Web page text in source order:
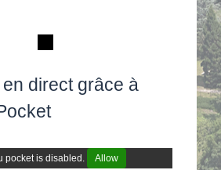
direct grâce à
pocket is disabled. Allow